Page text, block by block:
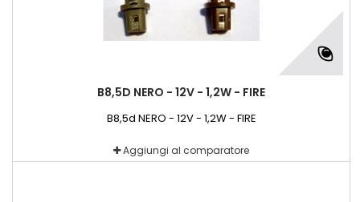
B8,5D NERO - 12V - 1,2W - FIRE
B8,5d NERO - 12V - 1,2W - FIRE
Aggiungi al comparatore